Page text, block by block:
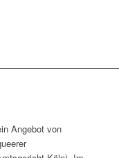
Angebot von